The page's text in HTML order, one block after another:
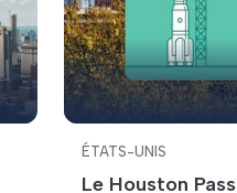
ÉTATS-UNIS
Le Houston Pass